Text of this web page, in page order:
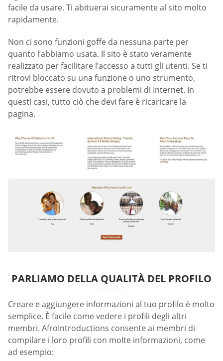
facile da usare. Ti abituerai sicuramente al sito molto
rapidamente.
Non ci sono funzioni goffe da nessuna parte per
quanto l’abbiamo usata. Il sito è stato veramente
realizzato per facilitare l’accesso a tutti gli utenti. Se ti
ritrovi bloccato su una funzione o uno strumento,
potrebbe essere dovuto a problemi di Internet. In
questi casi, tutto ciò che devi fare è ricaricare la
pagina.
PARLIAMO DELLA QUALITÀ DEL PROFILO
Creare e aggiungere informazioni al tuo profilo è molto
semplice. È facile come vedere i profili degli altri
membri. AfroIntroductions consente ai membri di
compilare i loro profili con molte informazioni, come
ad esempio: